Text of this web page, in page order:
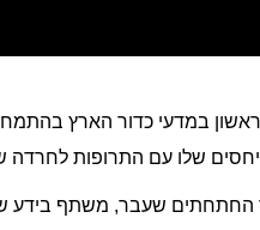
במדעי כדור הארץ
שלו עם התרופות לחרדה
החתחתים שעבר, משתף בידע